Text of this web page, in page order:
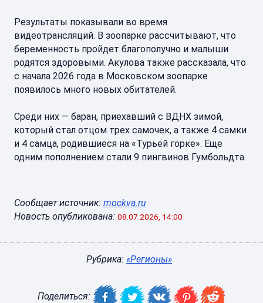
Результаты показывали во время
видеотрансляций. В зоопарке рассчитывают, что
беременность пройдет благополучно и малыши
родятся здоровыми. Акулова также рассказала, что
с начала 2026 года в Московском зоопарке
появилось много новых обитателей.
Среди них — баран, приехавший с ВДНХ зимой,
который стал отцом трех самочек, а также 4 самки
и 4 самца, родившиеся на «Турьей горке». Еще
одним пополнением стали 9 пингвинов Гумбольдта.
Сообщает источник: mockva.ru
Новость опубликована: 08.07.2026, 14:00
Рубрика: «Регионы»
Поделиться: